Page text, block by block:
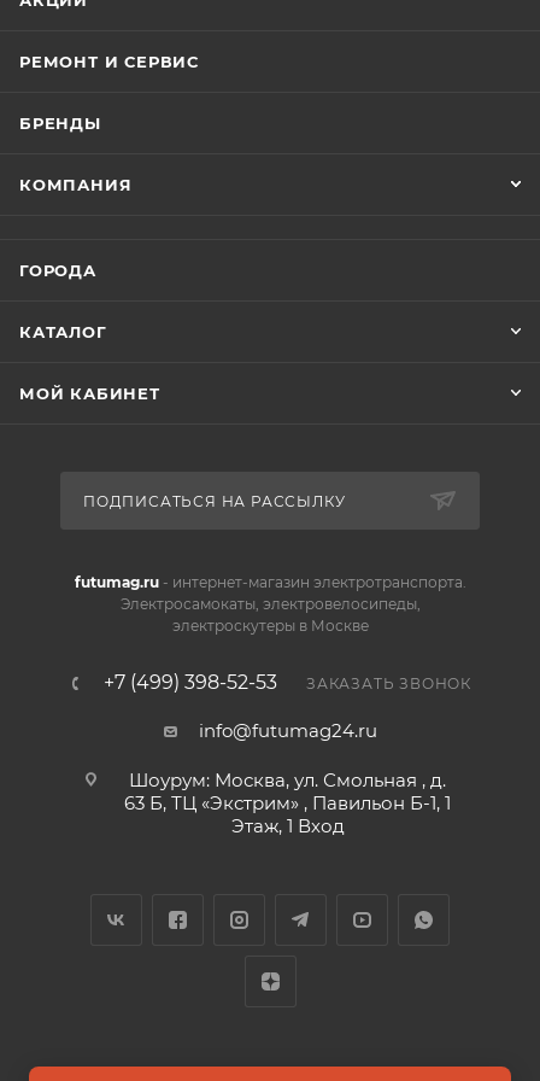
РЕМОНТ И СЕРВИС
БРЕНДЫ
КОМПАНИЯ
ГОРОДА
КАТАЛОГ
МОЙ КАБИНЕТ
ПОДПИСАТЬСЯ НА РАССЫЛКУ
futumag.ru- интернет-магазин электротранспорта.
Электросамокаты, электровелосипеды,
электроскутеры в Москве
+7 (499) 398-52-53 ЗАКАЗАТЬ ЗВОНОК
info@futumag24.ru
Шоурум: Москва, ул. Смольная , д.
63 Б, ТЦ «Экстрим» , Павильон Б-1, 1
Этаж, 1 Вход
2026 © FUTUMAG.RU